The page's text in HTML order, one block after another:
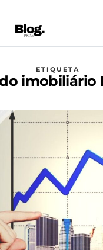
ETIQUETA
imobiliário